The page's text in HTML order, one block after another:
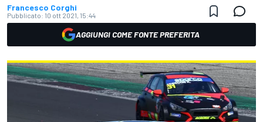
Francesco Corghi
Pubblicato: 10 ott 2021, 15:44
AGGIUNGI COME FONTE PREFERITA